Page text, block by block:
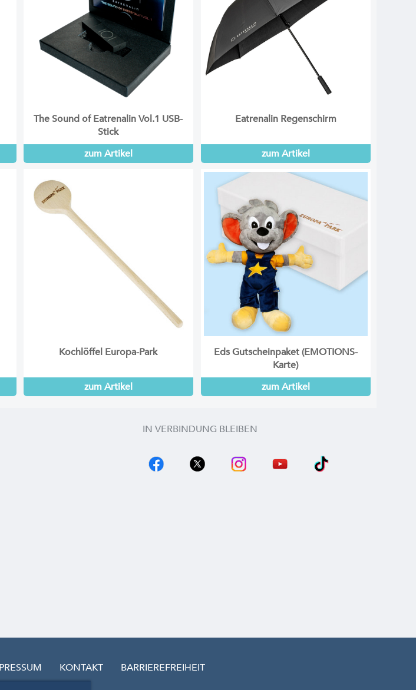
The Sound of Eatrenalin Vol.1 USB-
Stick
zum Artikel
Eatrenalin Regenschirm
zum Artikel
Kochlöffel Europa-Park
zum Artikel
Eds Gutscheinpaket (EMOTIONS-
Karte)
zum Artikel
IN VERBINDUNG BLEIBEN
KONTAKT BARRIEREFREIHEIT